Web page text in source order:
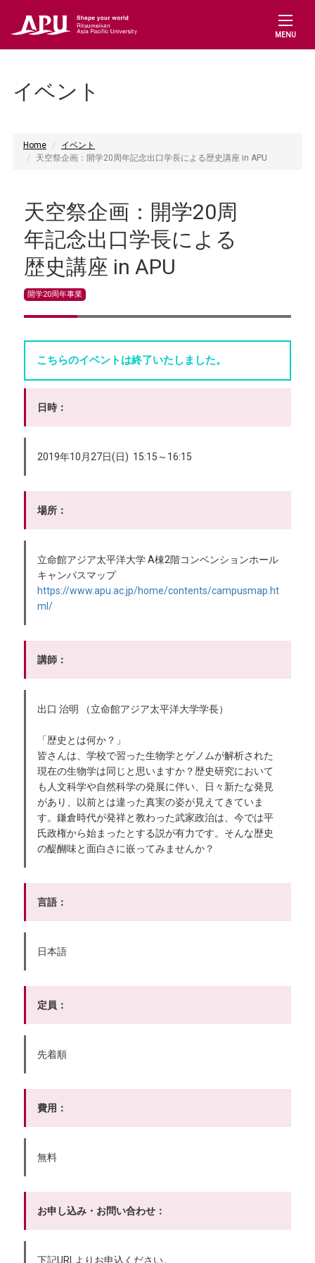
MENU
イベント
Home
イベント
天空祭企画：開学20周年記念出口学長による歴史講座 in APU
天空祭企画：開学20周
年記念出口学長による
歴史講座 in APU
開学20周年事業
こちらのイベントは終了いたしました。
日時：
2019年10月27日(日) 15:15～16:15
場所：
立命館アジア太平洋大学 A棟2階コンベンションホール
キャンパスマップ
https://www.apu.ac.jp/home/contents/campusmap.ht
ml/
講師：
出口 治明 （立命館アジア太平洋大学学長）
「歴史とは何か？」
皆さんは、学校で習った生物学とゲノムが解析された
現在の生物学は同じと思いますか？歴史研究において
も人文科学や自然科学の発展に伴い、日々新たな発見
があり、以前とは違った真実の姿が見えてきていま
す。鎌倉時代が発祥と教わった武家政治は、今では平
氏政権から始まったとする説が有力です。そんな歴史
の醍醐味と面白さに嵌ってみませんか？
言語：
日本語
定員：
先着順
費用：
無料
お申し込み・お問い合わせ：
下記URLよりお申込ください。